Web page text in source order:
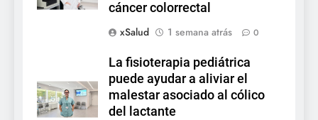
cáncer colorrectal
xSalud
1 semana atrás 0
La fisioterapia pediátrica
puede ayudar a aliviar el
malestar asociado al cólico
del lactante